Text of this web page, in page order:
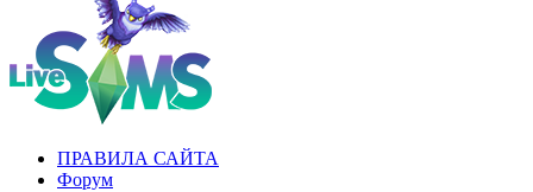
ПРАВИЛА САЙТА
Форум